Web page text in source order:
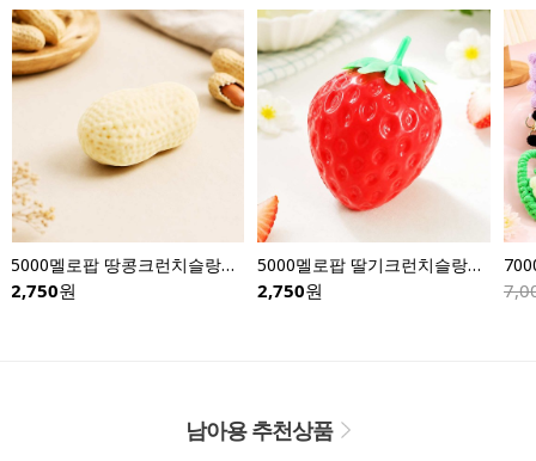
5000멜로팝 땅콩크런치슬랑이-낱개
2,750원
5000멜로팝 딸기크런치슬랑이-낱개
2,750원
남아용 추천상품